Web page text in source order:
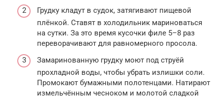
Грудку кладут в судок, затягивают пищевой
плёнкой. Ставят в холодильник мариноваться
на сутки. За это время кусочки филе 5–8 раз
переворачивают для равномерного просола.
Замаринованную грудку моют под струёй
прохладной воды, чтобы убрать излишки соли.
Промокают бумажными полотенцами. Натирают
измельчённым чесноком и молотой сладкой